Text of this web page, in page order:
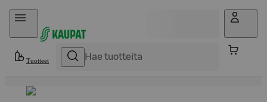
Hyppää sisältöön
Tuotteet